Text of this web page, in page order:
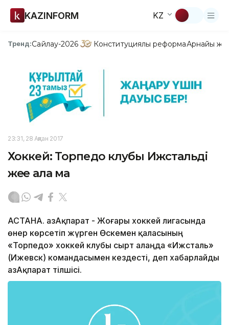
KAZINFORM KZ
Тренд:Сайлау-2026 Конституциялық реформаАрнайы
23:31, 28 Ақпан 2017
Хоккей: Торпедо клубы Ижстальді
жеңе ала ма
АСТАНА. ҚазАқпарат - Жоғары xоккей лигасында
өнер көрсетіп жүрген Өскемен қаласының
«Торпедо» xоккей клубы сырт алаңда «Ижсталь»
(Ижевск) командасымен кездесті, деп хабарлайды
ҚазАқпарат тілшісі.